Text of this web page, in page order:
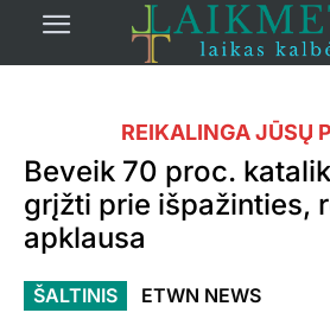
REIKALINGA JŪSŲ
Beveik 70 proc.
grįžti prie išpažinties,
apklausa
ŠALTINIS ETWN NEWS